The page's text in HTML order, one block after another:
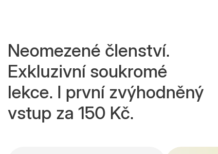
Neomezené členství.
Exkluzivní soukromé
lekce. I první zvýhodněný
vstup za 150 Kč.